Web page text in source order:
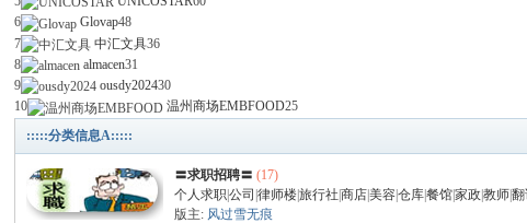
6
Glovap48
7
中汇文具36
8
almacen31
9
ousdy202430
10
温州商场EMBFOOD25
:::::分类信息A:::::
〓求职招聘〓 (17)
个人求职|公司 |律师楼|旅行社|商店|美容|仓库|餐馆|家政|教师|
版主: 风过雪无痕